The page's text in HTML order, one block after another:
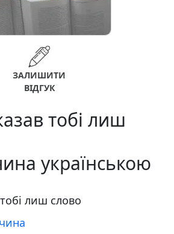
ЗАЛИШИТИ
ВІДГУК
тобі лиш
українською
лиш слово